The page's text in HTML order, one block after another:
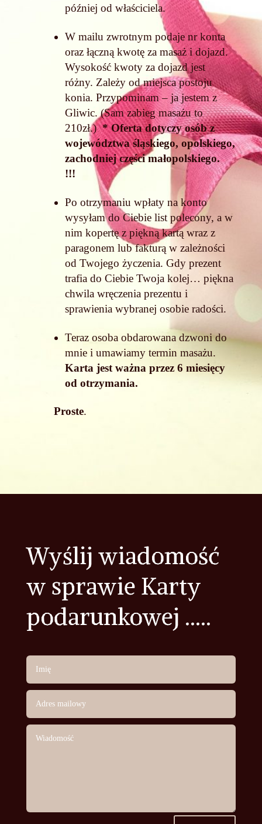
później od właściciela.
W mailu zwrotnym podaje nr konta
oraz łączną kwotę za masaż i dojazd.
Wysokość kwoty za dojazd jest
różny. Zależy od miejsca postoju
konia. Przypominam – ja jestem z
Gliwic. (Sam zabieg masażu to
210zł.) * Oferta dotyczy osób z
województwa śląskiego, opolskiego,
zachodniej części małopolskiego.
!!!
Po otrzymaniu wpłaty na konto
wysyłam do Ciebie list polecony, a w
nim kopertę z piękną kartą wraz z
paragonem lub fakturą w zależności
od Twojego życzenia. Gdy prezent
trafia do Ciebie Twoja kolej… piękna
chwila wręczenia prezentu i
sprawienia wybranej osobie radości.
Teraz osoba obdarowana dzwoni do
mnie i umawiamy termin masażu.
Karta jest ważna przez 6 miesięcy
od otrzymania.
Proste.
Wyślij wiadomość
w sprawie Karty
podarunkowej .....